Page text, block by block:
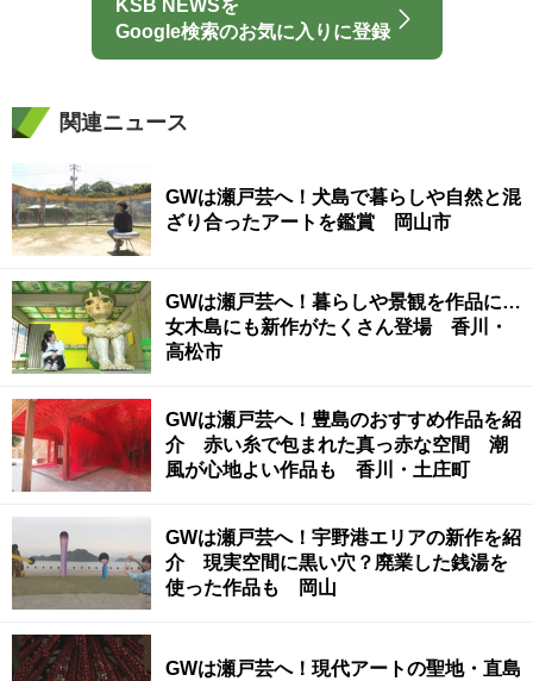
KSB NEWSを
Google検索のお気に入りに登録
関連ニュース
GWは瀬戸芸へ！犬島で暮らしや自然と混
ざり合ったアートを鑑賞 岡山市
GWは瀬戸芸へ！暮らしや景観を作品に…
女木島にも新作がたくさん登場 香川・
高松市
GWは瀬戸芸へ！豊島のおすすめ作品を紹
介 赤い糸で包まれた真っ赤な空間 潮
風が心地よい作品も 香川・土庄町
GWは瀬戸芸へ！宇野港エリアの新作を紹
介 現実空間に黒い穴？廃業した銭湯を
使った作品も 岡山
GWは瀬戸芸へ！現代アートの聖地・直島